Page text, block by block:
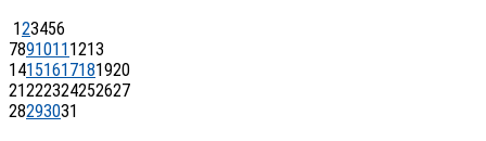
123456
7891011 1213
14151617181920
21222324252627
28293031